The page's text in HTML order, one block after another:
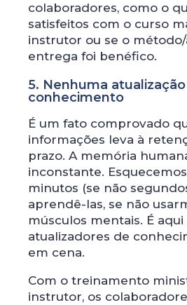
colaboradores, como o
satisfeitos com o curso
instrutor ou se o
entrega foi benéfico.
5. Nenhuma
conhecimento
É um fato comprovado
informações leva à
prazo. A memória
inconstante.
minutos (se não
aprendê-las, se não
músculos mentais. É aqui
atualizadores de
em cena.
Com o treinamento
instrutor, os